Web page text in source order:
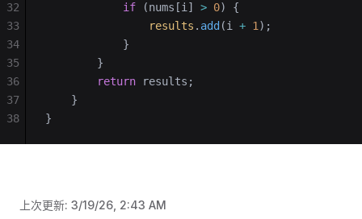
            if
(nums[i] > 0) {
                results
. add (i + 1 );
            }
        }
        return
results;
    }
}
32
33
34
35
36
37
38
上次更新: 3/19/26, 2:43 AM